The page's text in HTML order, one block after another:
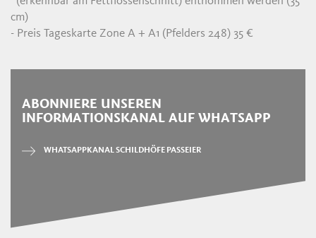
cm)
- Preis Tageskarte Zone A + A1 (Pfelders 248) 35 €
ABONNIERE UNSEREN
INFORMATIONSKANAL AUF WHATSAPP
WHATSAPPKANAL SCHILDHÖFE PASSEIER